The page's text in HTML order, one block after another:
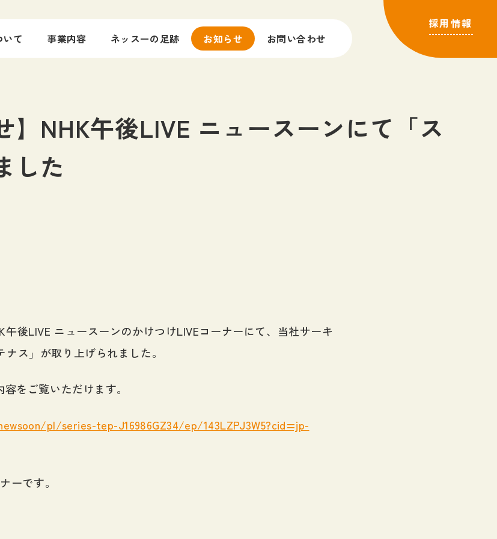
て 事業内容 ネッスーの足跡 お知らせ お問い合わせ
採用情報
】NHK午後LIVE ニュースーンにて「ス
した
午後LIVE ニュースーンのかけつけLIVEコーナーにて、当社サーキ
ス」が取り上げられました。
をご覧いただけます。
pl/series-tep-J16986GZ34/ep/143LZPJ3W5?cid=jp-
ーです。